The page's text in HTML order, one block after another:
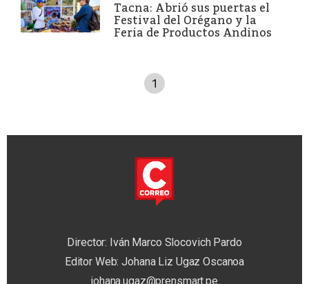
Tacna: Abrió sus puertas el
Festival del Orégano y la
Feria de Productos Andinos
1
Director: Iván Marco Slocovich Pardo
Editor Web: Johana Liz Ugaz Oscanoa
johana.ugaz@prensmart.pe